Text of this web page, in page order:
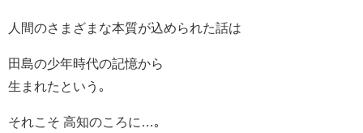
人間のさまざまな本質が込められた話は
田島の少年時代の記憶から
生まれたという｡
それこそ 高知のころに…｡